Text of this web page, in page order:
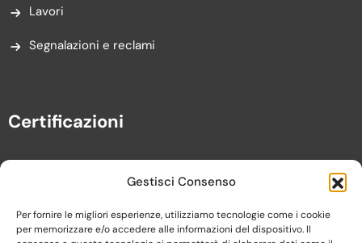
Gestisci Consenso
Per fornire le migliori esperienze, utilizziamo tecnologie come i cookie
per memorizzare e/o accedere alle informazioni del dispositivo. Il
Lavori
Segnalazioni e reclami
Certificazioni